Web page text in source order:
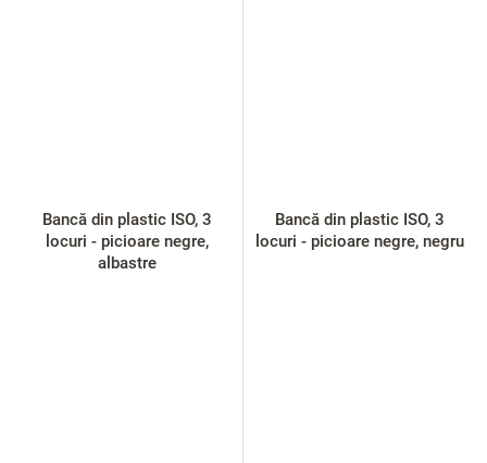
Bancă din plastic ISO, 3
locuri - picioare negre,
albastre
Bancă din plastic ISO, 3
locuri - picioare negre, negru